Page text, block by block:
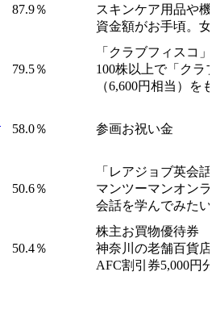
87.9％
スキンケア用品や
資金額がお手頃。
79.5％
「クラブフィスコ
100株以上で「クラ
（6,600円相当）を
58.0％ 参画お祝い金
50.6％
「レアジョブ英会
マンツーマンオン
会話を学んでみたい
50.4％
株主お買物優待券
神奈川の老舗百貨店
AFC割引券5,000円